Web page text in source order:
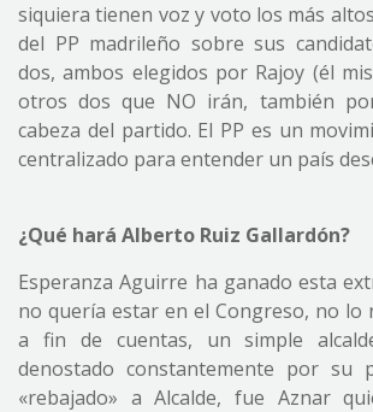
siquiera tienen voz y voto los más
del PP madrileño sobre sus
dos, ambos elegidos por Rajoy (él
otros dos que NO irán, también
cabeza del partido. El PP es un
centralizado para entender un país
¿Qué hará Alberto Ruiz Gallardón?
Esperanza Aguirre ha ganado esta
no quería estar en el Congreso, no lo
a fin de cuentas, un simple
denostado constantemente por su
«rebajado» a Alcalde, fue Aznar